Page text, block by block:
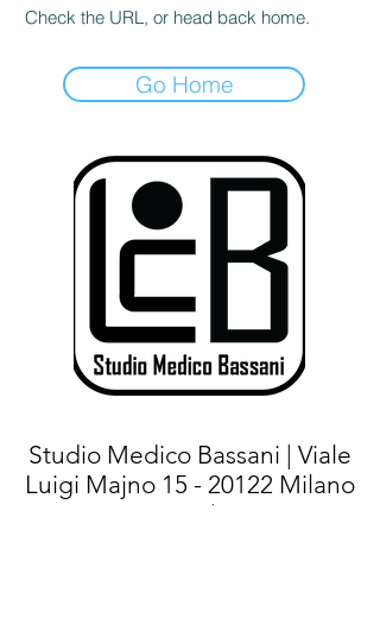
Check the URL, or head back home.
Go Home
Studio Medico Bassani | Viale
Luigi Majno 15 - 20122 Milano
(MI) |